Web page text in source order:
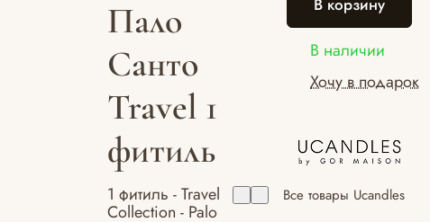
Пало
Санто
Travel 1
фитиль
1 фитиль - Travel
Collection - Palo
В наличии
Хочу в подарок
Все товары Ucandles